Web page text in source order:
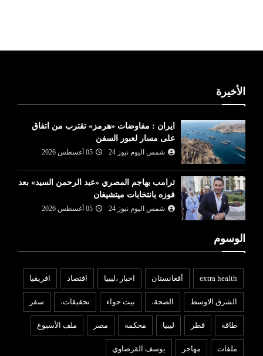
الأخيرة
ايران : مفاوضات «هرمز» تقترب من اتفاق
على مسار لعبور السفن
شمس اليوم نيوز 24 05 أغسطس 2026
ترامب يهاجم المصري «عبد الرحمن السيد» بعد
فوزه بانتخابات ميتشيغان
شمس اليوم نيوز 24 05 أغسطس 2026
الوسوم
extra health أفغانستان اخبار ،ليبيا افتصاد افريقيا
الشرق الاوسط الصحة، بيت حواء تحقيقات، سفر
طاقة قطر ليبيا محكمة مصر ملف الأسبوع
ملفات مهاجر يوسف القرضاوي